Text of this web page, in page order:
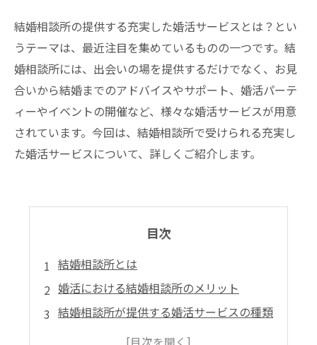
結婚相談所の提供する充実した婚活サービスとは？とい
うテーマは、最近注目を集めているものの一つです。結
婚相談所には、出会いの場を提供するだけでなく、お見
合いから結婚までのアドバイスやサポート、婚活パーテ
ィーやイベントの開催など、様々な婚活サービスが用意
されています。今回は、結婚相談所で受けられる充実し
た婚活サービスについて、詳しくご紹介します。
目次
結婚相談所とは
婚活における結婚相談所のメリット
結婚相談所が提供する婚活サービスの種類
結婚相談所での婚活のステップ